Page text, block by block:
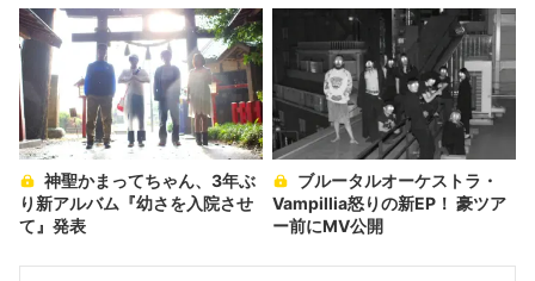
り新アルバム『幼さを入院させ
て』発表
Vampillia怒りの新EP！ 豪ツア
ー前にMV公開